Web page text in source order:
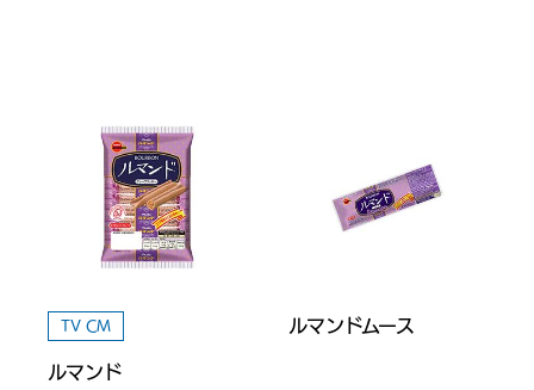
TV CM
ルマンド
ルマンドムース